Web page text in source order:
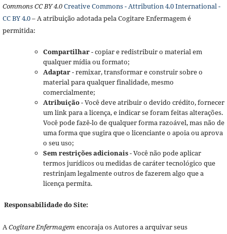
Commons CC BY 4.0Creative Commons - Attribution 4.0 International -
CC BY 4.0– A atribuição adotada pela Cogitare Enfermagem é
permitida:
Compartilhar- copiar e redistribuir o material em
qualquer mídia ou formato;
Adaptar- remixar, transformar e construir sobre o
material para qualquer finalidade, mesmo
comercialmente;
Atribuição- Você deve atribuir o devido crédito, fornecer
um link para a licença, e indicar se foram feitas alterações.
Você pode fazê-lo de qualquer forma razoável, mas não de
uma forma que sugira que o licenciante o apoia ou aprova
o seu uso;
Sem restrições adicionais- Você não pode aplicar
termos jurídicos ou medidas de caráter tecnológico que
restrinjam legalmente outros de fazerem algo que a
licença permita.
Responsabilidade do Site:
ACogitare Enfermagemencoraja os Autores a arquivar seus